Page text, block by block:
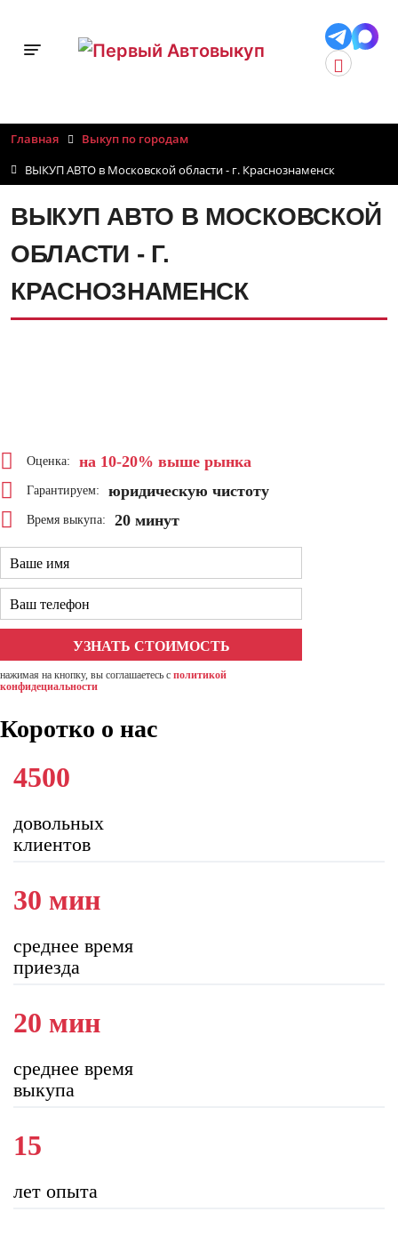
Toggle navigation
ВЫКУП АВТО В МОСКОВСКОЙ
ОБЛАСТИ - Г.
КРАСНОЗНАМЕНСК
Главная
Выкуп по городам
ВЫКУП АВТО в Московской области - г. Краснознаменск
Оценка: на 10-20% выше рынка
Гарантируем: юридическую чистоту
Время выкупа: 20 минут
нажимая на кнопку, вы соглашаетесь с политикой
конфидециальности
Коротко о нас
4500
довольных
клиентов
30 мин
среднее время
приезда
20 мин
среднее время
выкупа
15
лет опыта